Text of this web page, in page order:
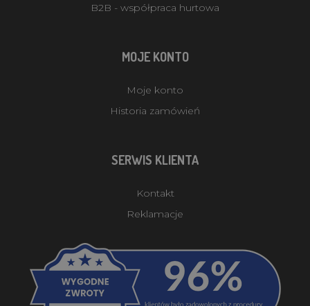
B2B - współpraca hurtowa
MOJE KONTO
Moje konto
Historia zamówień
SERWIS KLIENTA
Kontakt
Reklamacje